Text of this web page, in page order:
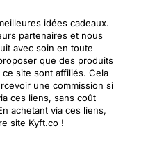
idées cadeaux.
partenaires et nous
avec soin en toute
que des produits
site sont affiliés. Cela
une commission si
ces liens, sans coût
achetant via ces liens,
site Kyft.co !